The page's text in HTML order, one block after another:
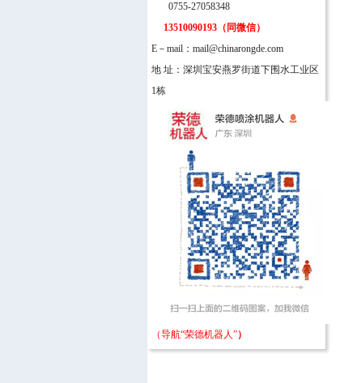
0755-27058348
13510090193（同微信）
E－mail：mail@chinarongde.com
地 址：深圳宝安燕罗街道下围水工业区
1栋
（导航“荣德机器人”）